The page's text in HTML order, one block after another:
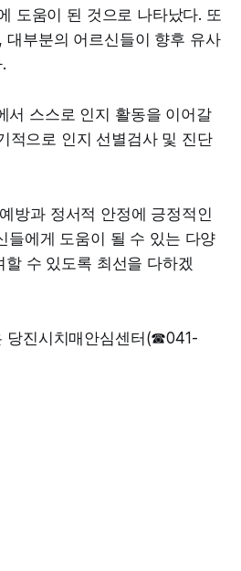
도움이 된 것으로 나타났다. 또
부분의 어르신들이 향후 유사
서 스스로 인지 활동을 이어갈
적으로 인지 선별검사 및 진단
방과 정서적 안정에 긍정적인
들에게 도움이 될 수 있는 다양
수 있도록 최선을 다하겠
당진시치매안심센터(☎041-